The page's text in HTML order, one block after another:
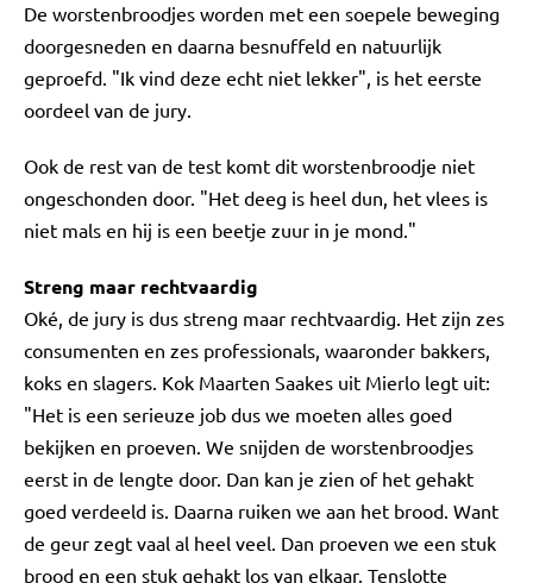
De worstenbroodjes worden met een soepele beweging
doorgesneden en daarna besnuffeld en natuurlijk
geproefd. "Ik vind deze echt niet lekker", is het eerste
oordeel van de jury.
Ook de rest van de test komt dit worstenbroodje niet
ongeschonden door. "Het deeg is heel dun, het vlees is
niet mals en hij is een beetje zuur in je mond."
Streng maar rechtvaardig
Oké, de jury is dus streng maar rechtvaardig. Het zijn zes
consumenten en zes professionals, waaronder bakkers,
koks en slagers. Kok Maarten Saakes uit Mierlo legt uit:
"Het is een serieuze job dus we moeten alles goed
bekijken en proeven. We snijden de worstenbroodjes
eerst in de lengte door. Dan kan je zien of het gehakt
goed verdeeld is. Daarna ruiken we aan het brood. Want
de geur zegt vaal al heel veel. Dan proeven we een stuk
brood en een stuk gehakt los van elkaar. Tenslotte